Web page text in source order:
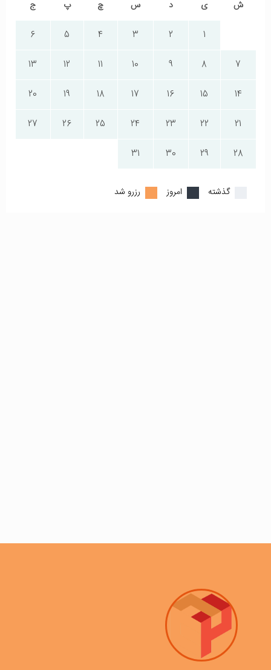
ش ی د س چ پ ج
1
2
3
4
5
6
7
8
9
10
11
12
13
14
15
16
17
18
19
20
21
22
23
24
25
26
27
28
29
30
31
گذشته امروز رزرو شد